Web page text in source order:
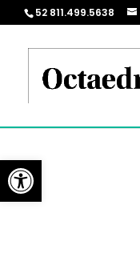
Abrir barra de herramientas
52 811.499.5638